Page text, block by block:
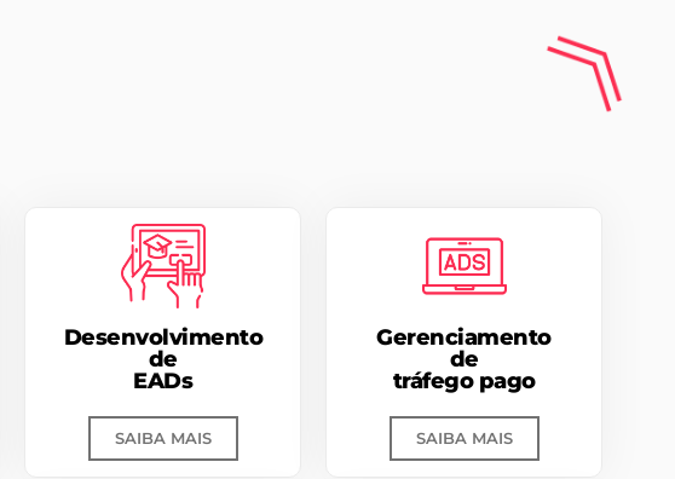
Desenvolvimento
de
EADs
SAIBA MAIS
Gerenciamento
de
tráfego pago
SAIBA MAIS